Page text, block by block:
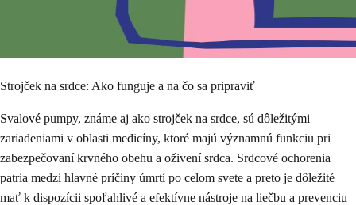
Strojček na srdce: Ako funguje a na čo sa pripraviť
Svalové pumpy, známe aj ako strojček na srdce, sú dôležitými
zariadeniami v oblasti medicíny, ktoré majú významnú funkciu pri
zabezpečovaní krvného obehu a oživení srdca. Srdcové ochorenia
patria medzi hlavné príčiny úmrtí po celom svete a preto je dôležité
mať k dispozícii spoľahlivé a efektívne nástroje na liečbu a prevenciu